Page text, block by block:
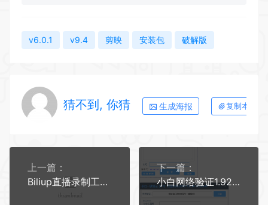
v6.0.1 v9.4 剪映 安装包 破解版
猜不到, 你猜 生成海报 复制本文链
上一篇：
Biliup直播录制工具V1.0.2：开源支持多平台
下一篇：
小白网络验证1.92 一键加密EXE支持X32 X64